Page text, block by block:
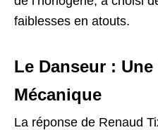
faiblesses en atouts.
Le Danseur :
Mécanique
La réponse de Renaud